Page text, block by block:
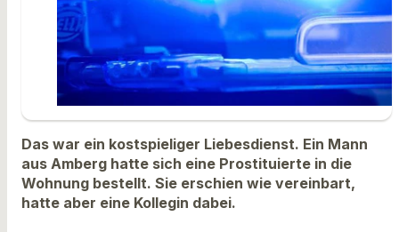
Das war ein kostspieliger Liebesdienst. Ein Mann
aus Amberg hatte sich eine Prostituierte in die
Wohnung bestellt. Sie erschien wie vereinbart,
hatte aber eine Kollegin dabei.